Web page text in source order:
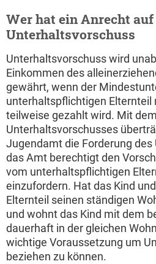
Wer hat ein Anrecht auf
Unterhaltsvorschuss
Unterhaltsvorschuss wird
Einkommen des
gewährt, wenn der
unterhaltspflichtigen Elternteil
teilweise gezahlt wird. Mit
Unterhaltsvorschusses
Jugendamt die Forderung
das Amt berechtigt den
vom unterhaltspflichtigen
einzufordern. Hat das Kind
Elternteil seinen ständigen
und wohnt das Kind mit dem
dauerhaft in der gleichen
wichtige Voraussetzung um
beziehen zu können.